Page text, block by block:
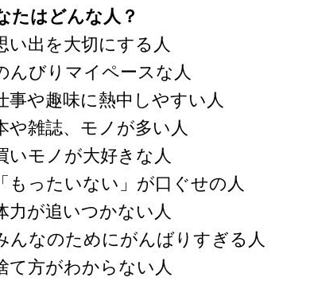
たはどんな人？
い出を大切にする人
んびりマイペースな人
事や趣味に熱中しやすい人
や雑誌、モノが多い人
いモノが大好きな人
「もったいない」が口ぐせの人
力が追いつかない人
んなのためにがんばりすぎる人
て方がわからない人